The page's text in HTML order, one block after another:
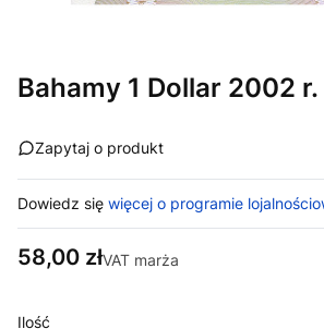
Bahamy 1 Dollar 2002 r.
Zapytaj o produkt
Dowiedz się więcej o programie
Cena
58,00 złVAT marża
Ilość